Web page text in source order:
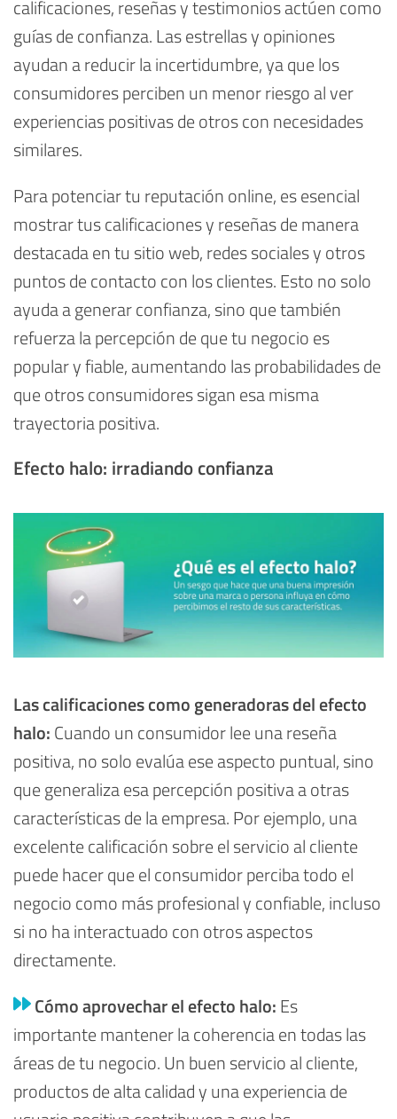
calificaciones, reseñas y testimonios actúen como
guías de confianza. Las estrellas y opiniones
ayudan a reducir la incertidumbre, ya que los
consumidores perciben un menor riesgo al ver
experiencias positivas de otros con necesidades
similares.
Para potenciar tu reputación online, es esencial
mostrar tus calificaciones y reseñas de manera
destacada en tu sitio web, redes sociales y otros
puntos de contacto con los clientes. Esto no solo
ayuda a generar confianza, sino que también
refuerza la percepción de que tu negocio es
popular y fiable, aumentando las probabilidades de
que otros consumidores sigan esa misma
trayectoria positiva.
Efecto halo: irradiando confianza
Las calificaciones como generadoras del efecto
halo: Cuando un consumidor lee una reseña
positiva, no solo evalúa ese aspecto puntual, sino
que generaliza esa percepción positiva a otras
características de la empresa. Por ejemplo, una
excelente calificación sobre el servicio al cliente
puede hacer que el consumidor perciba todo el
negocio como más profesional y confiable, incluso
si no ha interactuado con otros aspectos
directamente.
Cómo aprovechar el efecto halo: Es
importante mantener la coherencia en todas las
áreas de tu negocio. Un buen servicio al cliente,
productos de alta calidad y una experiencia de